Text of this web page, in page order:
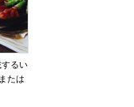
るい
たは